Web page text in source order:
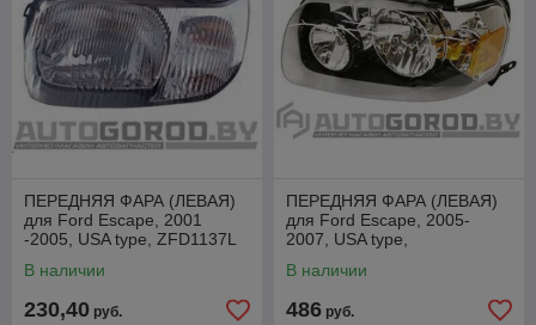
ПЕРЕДНЯЯ ФАРА (ЛЕВАЯ)
для Ford Escape, 2001
-2005, USA type, ZFD1137L
В наличии
230,40 руб.
ПЕРЕДНЯЯ ФАРА (ЛЕВАЯ)
для Ford Escape, 2005-
2007, USA type,
H7/H11, ZFD1138L
В наличии
486 руб.